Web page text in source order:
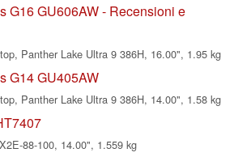
G16 GU606AW - Recensioni e
Panther Lake Ultra 9 386H, 16.00", 1.95 kg
G14 GU405AW
Panther Lake Ultra 9 386H, 14.00", 1.58 kg
88-100, 14.00", 1.559 kg